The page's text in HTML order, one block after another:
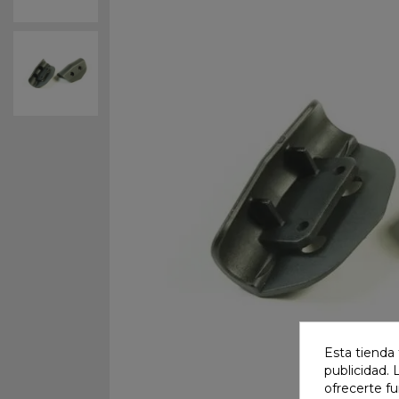
Esta tienda
publicidad.
ofrecerte